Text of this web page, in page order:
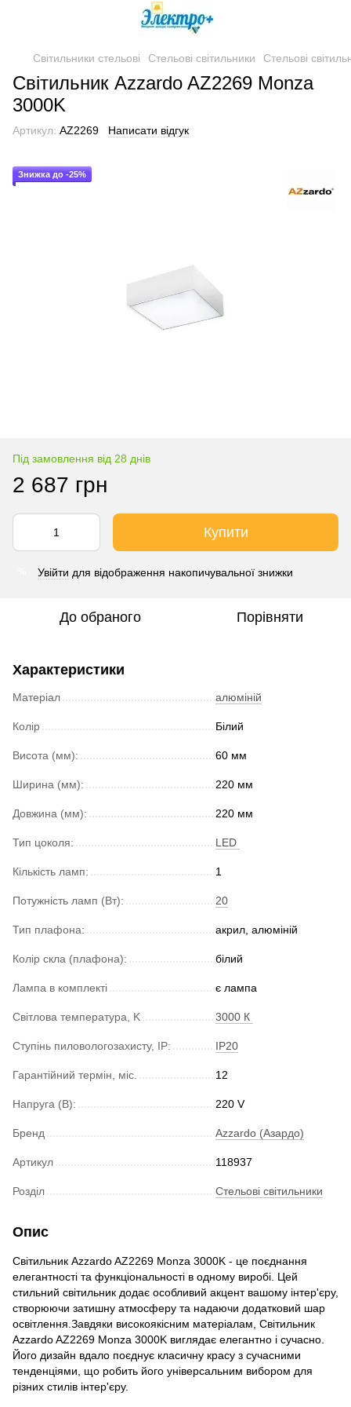
Світильники стельові Стельові світильники Стельові
Світильник Azzardo AZ2269 Monza
3000K
Артикул: AZ2269 Написати відгук
Знижка до -25%
Під замовлення від 28 днів
2 687 грн
Купити
Увійти для відображення накопичувальної знижки
До обраного Порівняти
Характеристики
Матеріал алюміній
Колір Білий
Висота (мм): 60 мм
Ширина (мм): 220 мм
Довжина (мм): 220 мм
Тип цоколя: LED
Кількість ламп: 1
Потужність ламп (Вт): 20
Тип плафона: акрил, алюміній
Колір скла (плафона): білий
Лампа в комплекті є лампа
Світлова температура, K 3000 К
Ступінь пиловологозахисту, IP: IP20
Гарантійний термін, міс. 12
Напруга (В): 220 V
Бренд Azzardo (Азардо)
Артикул 118937
Розділ Стельові світильники
Опис
Світильник Azzardo AZ2269 Monza 3000K - це поєднання
елегантності та функціональності в одному виробі. Цей
стильний світильник додає особливий акцент вашому інтер'єру,
створюючи затишну атмосферу та надаючи додатковий шар
освітлення.Завдяки високоякісним матеріалам, Світильник
Azzardo AZ2269 Monza 3000K виглядає елегантно і сучасно.
Його дизайн вдало поєднує класичну красу з сучасними
тенденціями, що робить його універсальним вибором для
різних стилів інтер'єру.